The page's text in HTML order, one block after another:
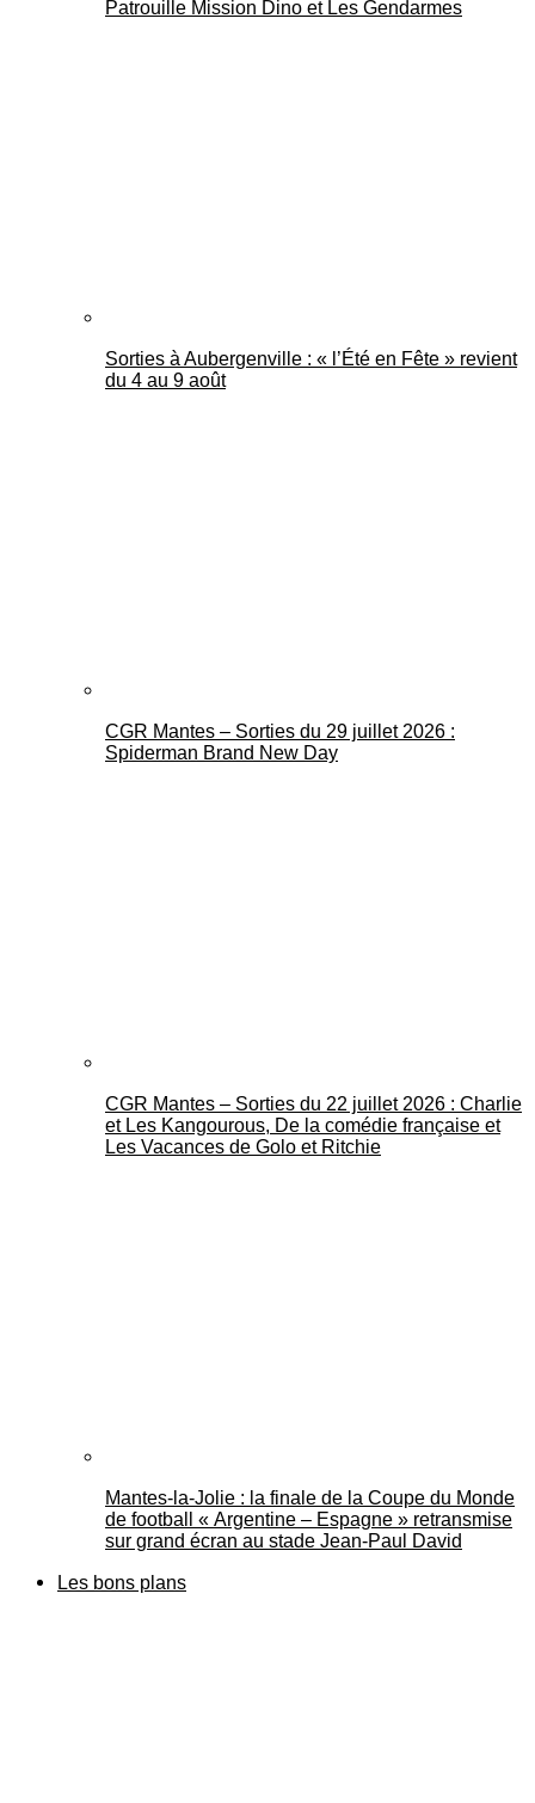
Patrouille Mission Dino et Les Gendarmes
Sorties à Aubergenville : « l’Été en Fête » revient
du 4 au 9 août
CGR Mantes – Sorties du 29 juillet 2026 :
Spiderman Brand New Day
CGR Mantes – Sorties du 22 juillet 2026 : Charlie
et Les Kangourous, De la comédie française et
Les Vacances de Golo et Ritchie
Mantes-la-Jolie : la finale de la Coupe du Monde
de football « Argentine – Espagne » retransmise
sur grand écran au stade Jean-Paul David
Les bons plans